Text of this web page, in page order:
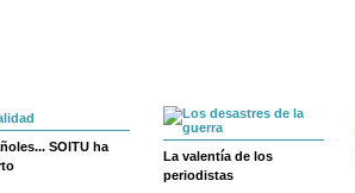
SOITU ha
La valentía de los
periodistas